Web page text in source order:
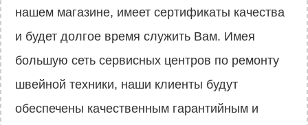
нашем магазине, имеет сертификаты качества
и будет долгое время служить Вам. Имея
большую сеть сервисных центров по ремонту
швейной техники, наши клиенты будут
обеспечены качественным гарантийным и